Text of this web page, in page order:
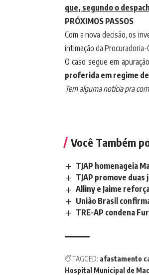
que, segundo o
PRÓXIMOS PASSOS
Com a nova decisão, os
intimação da
O caso segue em
proferida em regime
Tem alguma notícia pra
Você Também
TJAP homenageia
TJAP promove
Alliny e Jaime
União Brasil
TRE-AP condena
TAGGED: afastamento
Hospital Municipal de